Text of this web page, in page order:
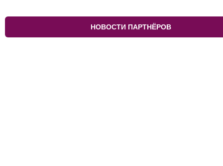
НОВОСТИ ПАРТНЁРОВ